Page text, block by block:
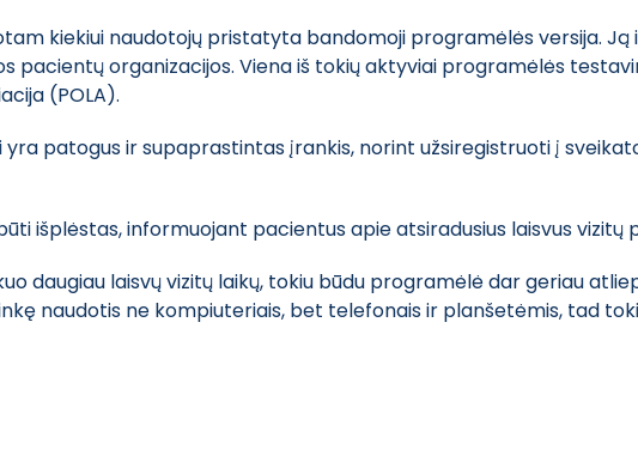
kiekiui naudotojų pristatyta bandomoji programėlės versija. Ją
pacientų organizacijos. Viena iš tokių aktyviai programėlės
(POLA).
yra patogus ir supaprastintas įrankis, norint užsiregistruoti į
išplėstas, informuojant pacientus apie atsiradusius laisvus vizitų
daugiau laisvų vizitų laikų, tokiu būdu programėlė dar geriau
naudotis ne kompiuteriais, bet telefonais ir planšetėmis, tad